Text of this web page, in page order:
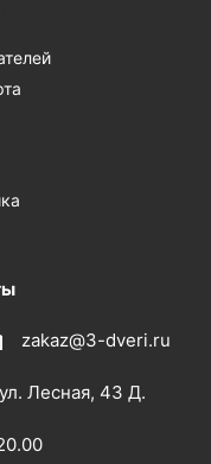
zakaz@3-dveri.ru
Лесная, 43 Д.